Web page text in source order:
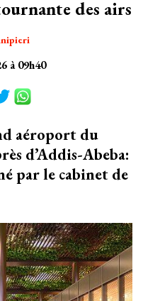
des airs
à 09h40
aéroport du
d’Addis-Abeba:
par le cabinet de